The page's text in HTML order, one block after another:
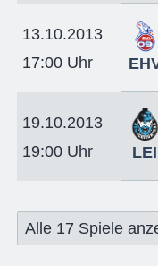
13.10.2013
17:00 Uhr
19.10.2013
19:00 Uhr
LEI
Alle 17 Spiele